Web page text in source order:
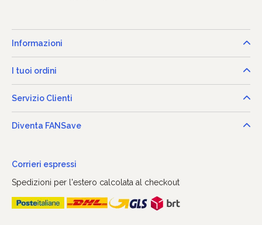
Informazioni
I tuoi ordini
Servizio Clienti
Diventa FANSave
Corrieri espressi
Spedizioni per l'estero calcolata al checkout